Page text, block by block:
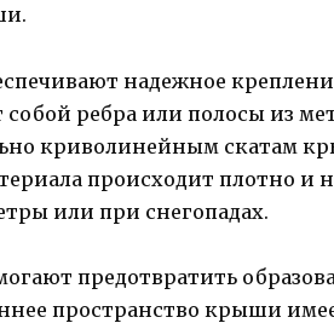
надежное
ребра или полосы из
криволинейным скатам
происходит плотно и
или при снегопадах.
предотвратить
пространство крыши